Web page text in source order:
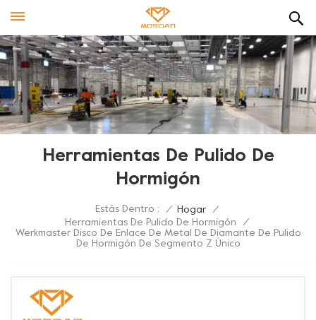
Herramientas De Pulido De
Hormigón
Estás Dentro : / Hogar
/
Herramientas De Pulido De Hormigón
/
Werkmaster Disco De Enlace De Metal De Diamante De Pulido
De Hormigón De Segmento Z Único